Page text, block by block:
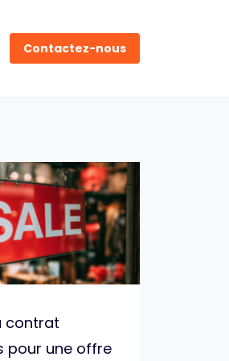
Contactez-nous
contrat
pour une offre